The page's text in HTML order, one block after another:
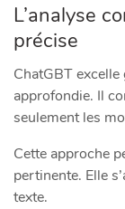
L’analyse
précise
ChatGBT
approfondie. Il
seulement les
Cette approche
pertinente. Elle
texte.